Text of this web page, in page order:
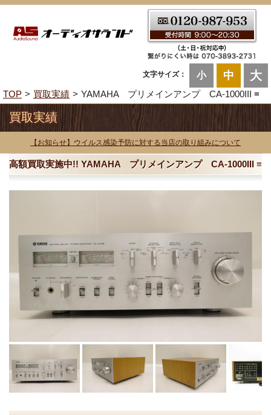
文字サイズ： 小 中 大
TOP 買取実績 YAMAHA プリメインアンプ CA-1000III ≡
買取実績
【お知らせ】ウイルス感染予防に対する当店の取り組みについて
高額買取実施中!! YAMAHA プリメインアンプ CA-1000III ≡